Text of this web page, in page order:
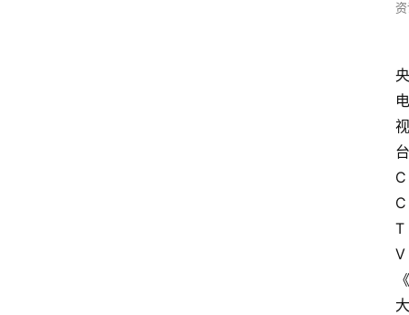
央
电
视
台
C
C
T
V
《
大